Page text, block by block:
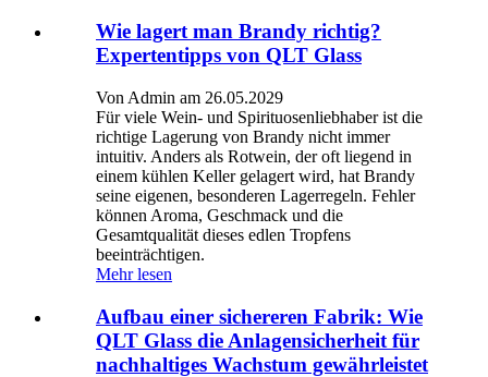
Wie lagert man Brandy richtig?
Expertentipps von QLT Glass
Von Admin am 26.05.2029
Für viele Wein- und Spirituosenliebhaber ist die
richtige Lagerung von Brandy nicht immer
intuitiv. Anders als Rotwein, der oft liegend in
einem kühlen Keller gelagert wird, hat Brandy
seine eigenen, besonderen Lagerregeln. Fehler
können Aroma, Geschmack und die
Gesamtqualität dieses edlen Tropfens
beeinträchtigen.
Mehr lesen
Aufbau einer sichereren Fabrik: Wie
QLT Glass die Anlagensicherheit für
nachhaltiges Wachstum gewährleistet